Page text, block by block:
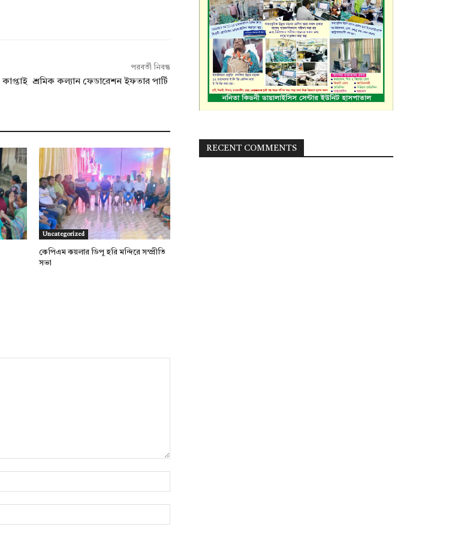
পরবর্তী নিবন্ধ
কাপ্তাই শ্রমিক কল্যান ফেডারেশন ইফতার পার্টি
Uncategorized
কেপিএম কয়লার ডিপু হরি মন্দিরে সম্প্রীতি
সভা
RECENT COMMENTS